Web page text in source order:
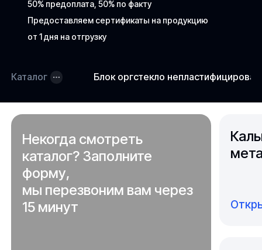
50% предоплата, 50% по факту
Предоставляем сертификаты на продукцию
от 1 дня на отгрузку
Каталог Блок оргстекло
Некогда смотреть
каталог? Заполните
форму,
мы перезвоним вам через
15 минут